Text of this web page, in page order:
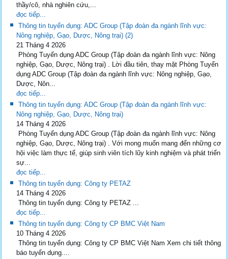
thầy/cô, nhà nghiên cứu,...
đọc tiếp...
Thông tin tuyển dụng: ADC Group (Tập đoàn đa ngành lĩnh vực:
Nông nghiệp, Gạo, Dược, Nông trại) (2)
21 Tháng 4 2026
Phòng Tuyển dụng ADC Group (Tập đoàn đa ngành lĩnh vực: Nông
nghiệp, Gạo, Dược, Nông trại) . Lời đầu tiên, thay mặt Phòng Tuyển
dụng ADC Group (Tập đoàn đa ngành lĩnh vực: Nông nghiệp, Gạo,
Dược, Nôn...
đọc tiếp...
Thông tin tuyển dụng: ADC Group (Tập đoàn đa ngành lĩnh vực:
Nông nghiệp, Gạo, Dược, Nông trại)
14 Tháng 4 2026
Phòng Tuyển dụng ADC Group (Tập đoàn đa ngành lĩnh vực: Nông
nghiệp, Gạo, Dược, Nông trại) . Với mong muốn mang đến những cơ
hội việc làm thực tế, giúp sinh viên tích lũy kinh nghiệm và phát triển
sự...
đọc tiếp...
Thông tin tuyển dụng: Công ty PETAZ
14 Tháng 4 2026
Thông tin tuyển dụng: Công ty PETAZ ...
đọc tiếp...
Thông tin tuyển dụng: Công ty CP BMC Việt Nam
10 Tháng 4 2026
Thông tin tuyển dụng: Công ty CP BMC Việt Nam Xem chi tiết thông
báo tuyển dụng....